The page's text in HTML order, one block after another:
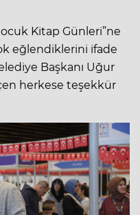
Kitap Günleri”ne
eğlendiklerini ifade
Başkanı Uğur
herkese teşekkür